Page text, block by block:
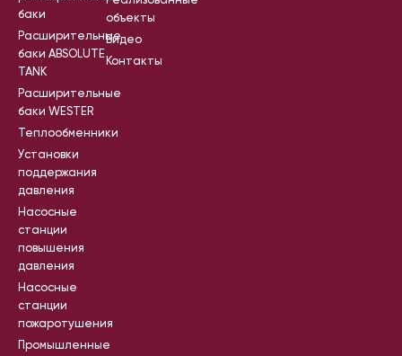
баки
Расширительные
баки ABSOLUTE
TANK
Расширительные
баки WESTER
Теплообменники
Установки
поддержания
давления
Насосные
станции
повышения
давления
Насосные
станции
пожаротушения
Промышленные
объекты
Видео
Контакты